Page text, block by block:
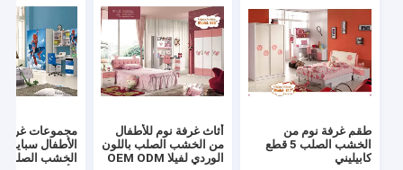
طقم غرفة نوم من
الخشب الصلب 5 قطع
كابيليني
أثاث غرفة نوم للأطفال
من الخشب الصلب باللون
الوردي لفيلا OEM ODM
مجموعات غرفة
الأطفال
الخشب الصلب